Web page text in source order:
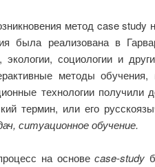
метод case
была реализована в
социологии и
методы
технологии получили
термин, или его
ситуационное обучение.
на основесase-study